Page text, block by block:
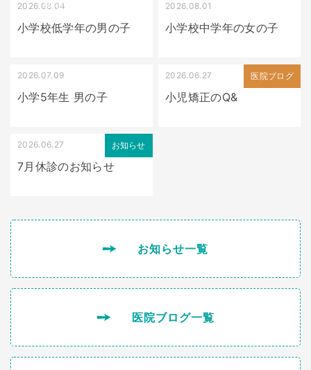
受け口（しゃくれている）
2026.08.04
小学校低学年の男の子
2026.08.01
小学校中学年の女の子
2026.07.09
小学5年生 男の子
医院ブログ
2026.06.27
小児矯正のQ&
お知らせ
2026.06.27
7月休診のお知らせ
お知らせ一覧
医院ブログ一覧